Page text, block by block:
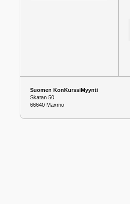
Suomen KonKurssiMyynti
Skatan 50
66640 Maxmo